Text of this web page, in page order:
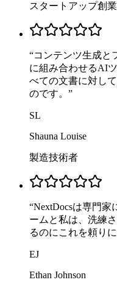
スタートアップ創
“コンテンツ生成と
に組み合わせるAI
べての文書に対し
のです。 ”
SL
Shauna Louise
製造技術者
“NextDocsは専門家
ームと私は、洗練
るのにこれを頼り
EJ
Ethan Johnson